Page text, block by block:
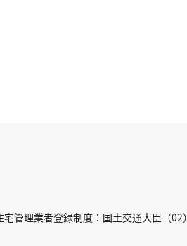
管理業者登録制度：国土交通大臣（02）